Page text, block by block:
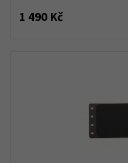
1 490 Kč